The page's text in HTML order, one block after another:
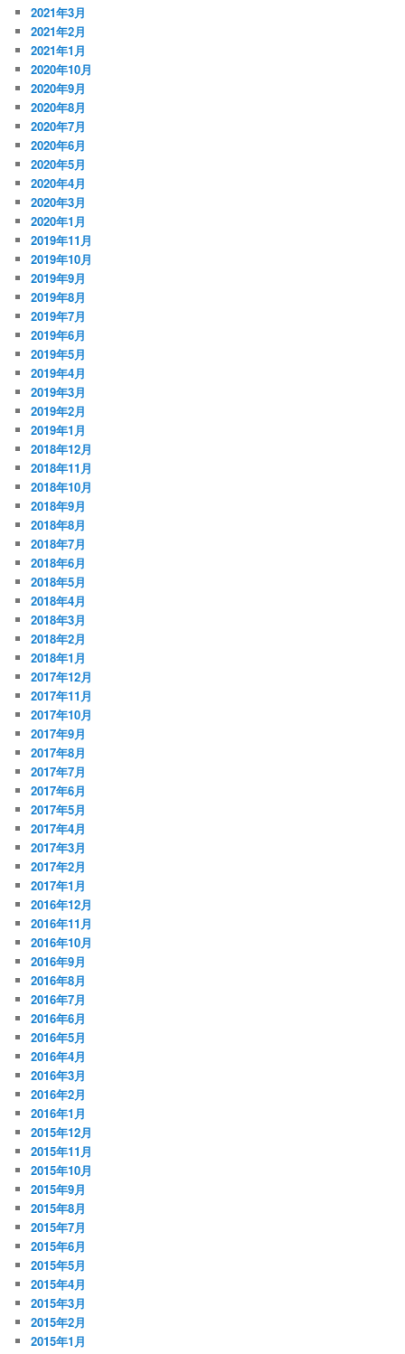
2021年3月
2021年2月
2021年1月
2020年10月
2020年9月
2020年8月
2020年7月
2020年6月
2020年5月
2020年4月
2020年3月
2020年1月
2019年11月
2019年10月
2019年9月
2019年8月
2019年7月
2019年6月
2019年5月
2019年4月
2019年3月
2019年2月
2019年1月
2018年12月
2018年11月
2018年10月
2018年9月
2018年8月
2018年7月
2018年6月
2018年5月
2018年4月
2018年3月
2018年2月
2018年1月
2017年12月
2017年11月
2017年10月
2017年9月
2017年8月
2017年7月
2017年6月
2017年5月
2017年4月
2017年3月
2017年2月
2017年1月
2016年12月
2016年11月
2016年10月
2016年9月
2016年8月
2016年7月
2016年6月
2016年5月
2016年4月
2016年3月
2016年2月
2016年1月
2015年12月
2015年11月
2015年10月
2015年9月
2015年8月
2015年7月
2015年6月
2015年5月
2015年4月
2015年3月
2015年2月
2015年1月